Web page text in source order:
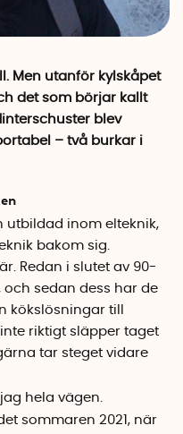
Men utanför kylskåpet
det som börjar kallt
blev
– två burkar i
utbildad inom elteknik,
bakom sig.
Redan i slutet av 90-
sedan dess har de
kökslösningar till
riktigt släpper taget
tar steget vidare
hela vägen.
sommaren 2021, när